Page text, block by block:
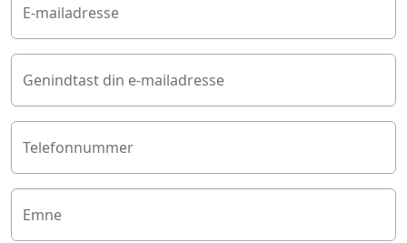
E-mailadresse
Genindtast din e-mailadresse
Telefonnummer
Emne